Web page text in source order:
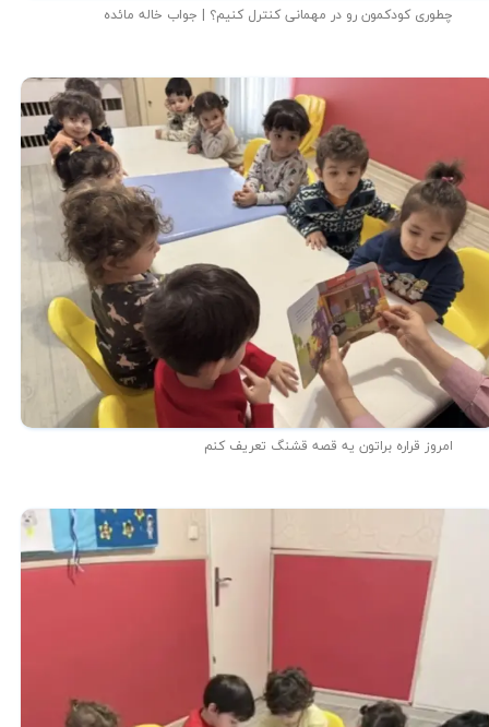
چطوری کودکمون رو در مهمانی کنترل کنیم؟ | جواب خاله مائده
امروز قراره براتون یه قصه قشنگ تعریف کنم